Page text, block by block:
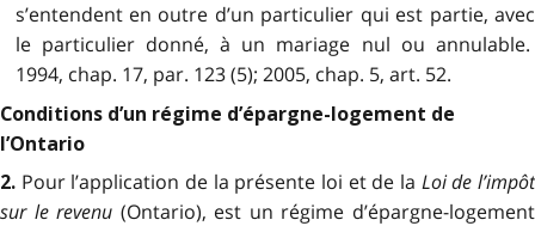
s’entendent en outre d’un particulier qui est partie, avec
le particulier donné, à un mariage nul ou annulable.
1994, chap. 17, par. 123 (5); 2005, chap. 5, art. 52.
Conditions d’un régime d’épargne-logement de
l’Ontario
2. Pour l’application de la présente loi et de la Loi de l’impôt
sur le revenu (Ontario), est un régime d’épargne-logement